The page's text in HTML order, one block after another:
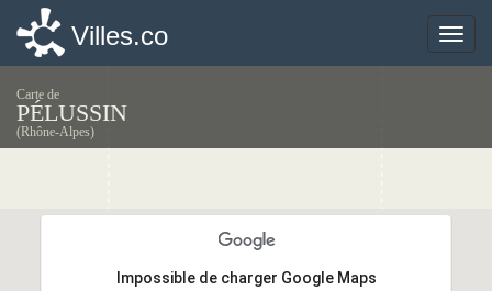
Toggle
Villes.co
Carte de
PÉLUSSIN
(Rhône-Alpes)
Impossible de charger Google Maps
Impossible de charger Google Maps
Toggle
Villes.co